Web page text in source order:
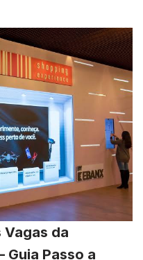
Vagas da
Passo a